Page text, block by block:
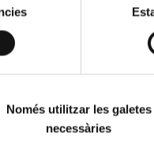
Només utilitzar les galetes
necessàries
Reaching